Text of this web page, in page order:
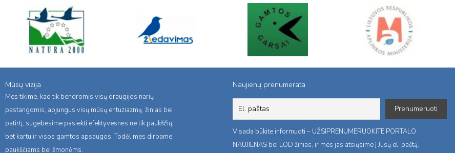
Mūsų vizija
Mes tikime, kad tik bendromis visų draugijos narių
pastangomis, apjungus visų mūsų entuziazmą, žinias bei
patirtį, sugebėsime pasiekti efektyvesnės ne tik paukščių,
bet kartu ir visos gamtos apsaugos. Todėl mes dirbame
paukščiams bei žmonėms.
Naujienų prenumerata
Visada būkite informuoti – UŽSIPRENUMERUOKITE PORTALO
NAUJIENAS bei LOD žinias, ir mes jas atsiųsime į Jūsų el. paštą.